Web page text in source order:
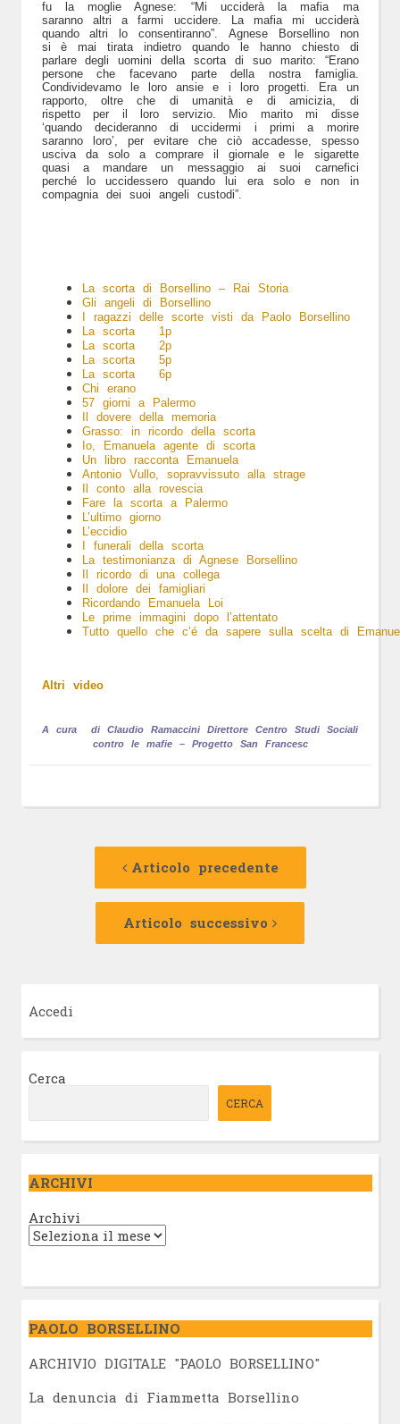
fu la moglie Agnese: “Mi ucciderà la mafia ma
saranno altri a farmi uccidere. La mafia mi ucciderà
quando altri lo consentiranno”. Agnese Borsellino non
si è mai tirata indietro quando le hanno chiesto di
parlare degli uomini della scorta di suo marito: “Erano
persone che facevano parte della nostra famiglia.
Condividevamo le loro ansie e i loro progetti. Era un
rapporto, oltre che di umanità e di amicizia, di
rispetto per il loro servizio. Mio marito mi disse
‘quando decideranno di uccidermi i primi a morire
saranno loro’, per evitare che ciò accadesse, spesso
usciva da solo a comprare il giornale e le sigarette
quasi a mandare un messaggio ai suoi carnefici
perché lo uccidessero quando lui era solo e non in
compagnia dei suoi angeli custodi”.
La scorta di Borsellino – Rai Storia
Gli angeli di Borsellino
I ragazzi delle scorte visti da Paolo Borsellino
La scorta 1p
La scorta 2p
La scorta 5p
La scorta 6p
Chi erano
57 giorni a Palermo
Il dovere della memoria
Grasso: in ricordo della scorta
Io, Emanuela agente di scorta
Un libro racconta Emanuela
Antonio Vullo, sopravvissuto alla strage
Il conto alla rovescia
Fare la scorta a Palermo
L’ultimo giorno
L’eccidio
I funerali della scorta
La testimonianza di Agnese Borsellino
Il ricordo di una collega
Il dolore dei famigliari
Ricordando Emanuela Loi
Le prime immagini dopo l’attentato
Tutto quello che c’é da sapere sulla scelta di
Altri video
A cura di Claudio Ramaccini Direttore Centro Studi Sociali
contro le mafie – Progetto San Francesc
Navigazione
Articolo precedente
Articolo
Articolo successivo
Articolo
Accedi
Cerca
CERCA
ARCHIVI
Archivi
PAOLO BORSELLINO
ARCHIVIO DIGITALE "PAOLO BORSELLINO"
La denuncia di Fiammetta Borsellino